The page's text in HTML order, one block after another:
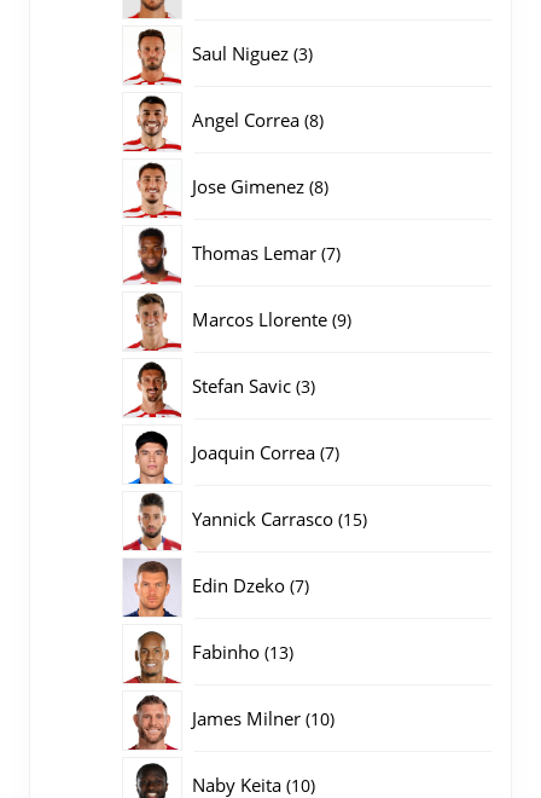
Saul Niguez 33
Angel Correa 88
Jose Gimenez 88
Thomas Lemar 77
Marcos Llorente 99
Stefan Savic 33
Joaquin Correa 77
Yannick Carrasco 1515
Edin Dzeko 77
Fabinho 1313
James Milner 1010
Naby Keita 1010